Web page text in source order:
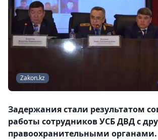
Zakon.kz
Задержания стали результатом
работы сотрудников УСБ ДВД с
правоохранительными органами.